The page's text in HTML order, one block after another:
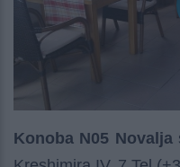
Konoba N05 Novalja